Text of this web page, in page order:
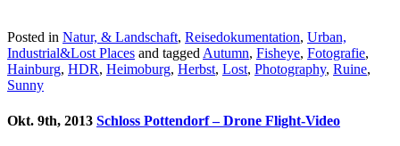
Posted in Natur, & Landschaft, Reisedokumentation, Urban,
Industrial&Lost Places and taggedAutumn, Fisheye, Fotografie,
Hainburg, HDR, Heimoburg, Herbst, Lost, Photography, Ruine,
Sunny
Okt. 9th, 2013 Schloss Pottendorf – Drone Flight-Video